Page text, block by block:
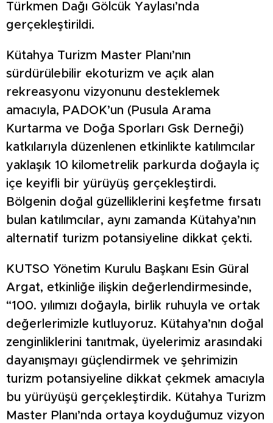
Türkmen Dağı Gölcük Yaylası’nda
gerçekleştirildi.
Kütahya Turizm Master Planı’nın
sürdürülebilir ekoturizm ve açık alan
rekreasyonu vizyonunu desteklemek
amacıyla, PADOK’un (Pusula Arama
Kurtarma ve Doğa Sporları Gsk Derneği)
katkılarıyla düzenlenen etkinlikte katılımcılar
yaklaşık 10 kilometrelik parkurda doğayla iç
içe keyifli bir yürüyüş gerçekleştirdi.
Bölgenin doğal güzelliklerini keşfetme fırsatı
bulan katılımcılar, aynı zamanda Kütahya’nın
alternatif turizm potansiyeline dikkat çekti.
KUTSO Yönetim Kurulu Başkanı Esin Güral
Argat, etkinliğe ilişkin değerlendirmesinde,
“100. yılımızı doğayla, birlik ruhuyla ve ortak
değerlerimizle kutluyoruz. Kütahya’nın doğal
zenginliklerini tanıtmak, üyelerimiz arasındaki
dayanışmayı güçlendirmek ve şehrimizin
turizm potansiyeline dikkat çekmek amacıyla
bu yürüyüşü gerçekleştirdik. Kütahya Turizm
Master Planı’nda ortaya koyduğumuz vizyon